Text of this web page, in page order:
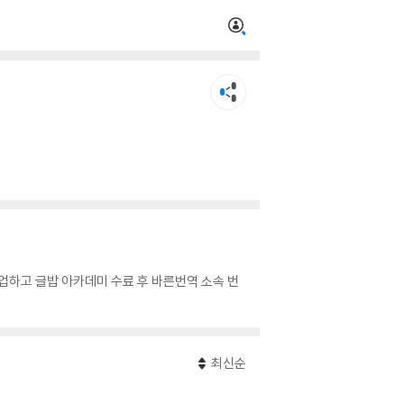
고 글밥 아카데미 수료 후 바른번역 소속 번
최신순